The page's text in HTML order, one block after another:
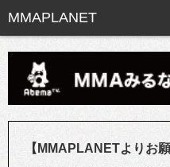
【MMAPLANETよりお願